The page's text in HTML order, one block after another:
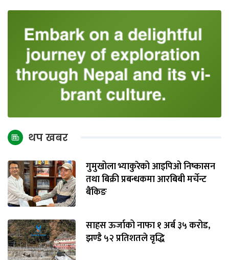
थप खबर
गुमुखोला भ्याकुरेको आइपिओ निष्कासन
तथा बिक्री प्रबन्धकमा आरबिबी मर्चेन्ट
बैंकिङ
साहस ऊर्जाको नाफा १ अर्ब ३५ करोड,
झण्डै ५२ प्रतिशतले वृद्धि